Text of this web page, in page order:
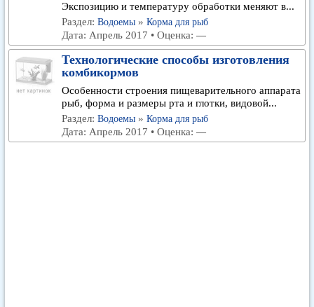
Экспозицию и температуру обработки меняют в...
Раздел: Водоемы » Корма для рыб
Дата: Апрель 2017 • Оценка: —
Технологические способы изготовления
комбикормов
Особенности строения пищеварительного аппарата
рыб, форма и размеры рта и глотки, видовой...
Раздел: Водоемы » Корма для рыб
Дата: Апрель 2017 • Оценка: —